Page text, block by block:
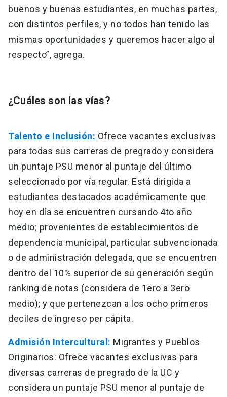
buenos y buenas estudiantes, en muchas partes,
con distintos perfiles, y no todos han tenido las
mismas oportunidades y queremos hacer algo al
respecto”, agrega.
¿Cuáles son las vías?
Talento e Inclusión: Ofrece vacantes exclusivas
para todas sus carreras de pregrado y considera
un puntaje PSU menor al puntaje del último
seleccionado por vía regular. Está dirigida a
estudiantes destacados académicamente que
hoy en día se encuentren cursando 4to año
medio; provenientes de establecimientos de
dependencia municipal, particular subvencionada
o de administración delegada, que se encuentren
dentro del 10% superior de su generación según
ranking de notas (considera de 1ero a 3ero
medio); y que pertenezcan a los ocho primeros
deciles de ingreso per cápita.
Admisión Intercultural: Migrantes y Pueblos
Originarios: Ofrece vacantes exclusivas para
diversas carreras de pregrado de la UC y
considera un puntaje PSU menor al puntaje de